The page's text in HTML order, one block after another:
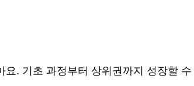
. 기초 과정부터 상위권까지 성장할